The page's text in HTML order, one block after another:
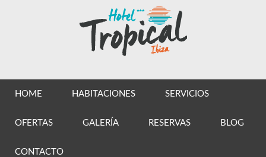
HOME HABITACIONES SERVICIOS
OFERTAS GALERÍA RESERVAS BLOG
CONTACTO